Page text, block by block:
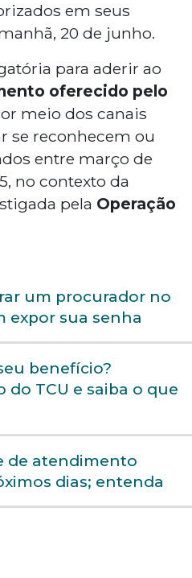
em seus
20 de junho.
para aderir ao
oferecido pelo
meio dos canais
se reconhecem ou
entre março de
no contexto da
pela Operação
um procurador no
expor sua senha
benefício?
do TCU e saiba o que
de atendimento
dias; entenda